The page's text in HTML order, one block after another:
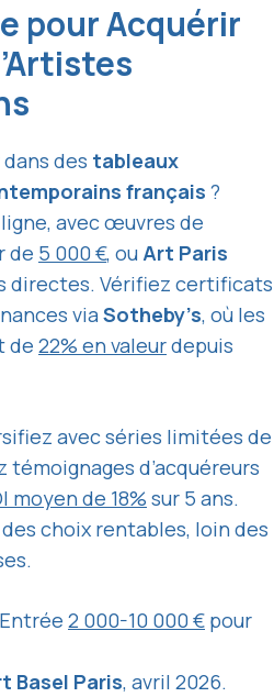
pour Acquérir
des tableaux
français ?
avec œuvres de
de 5 000 €, ouArt Paris
directes. Vérifiez certificats
viaSotheby’s, où les
de 22% en valeurdepuis
avec séries limitées de
témoignages d’acquéreurs
moyen de 18% sur 5 ans.
choix rentables, loin des
2 000-10 000 € pour
Basel Paris, avril 2026.